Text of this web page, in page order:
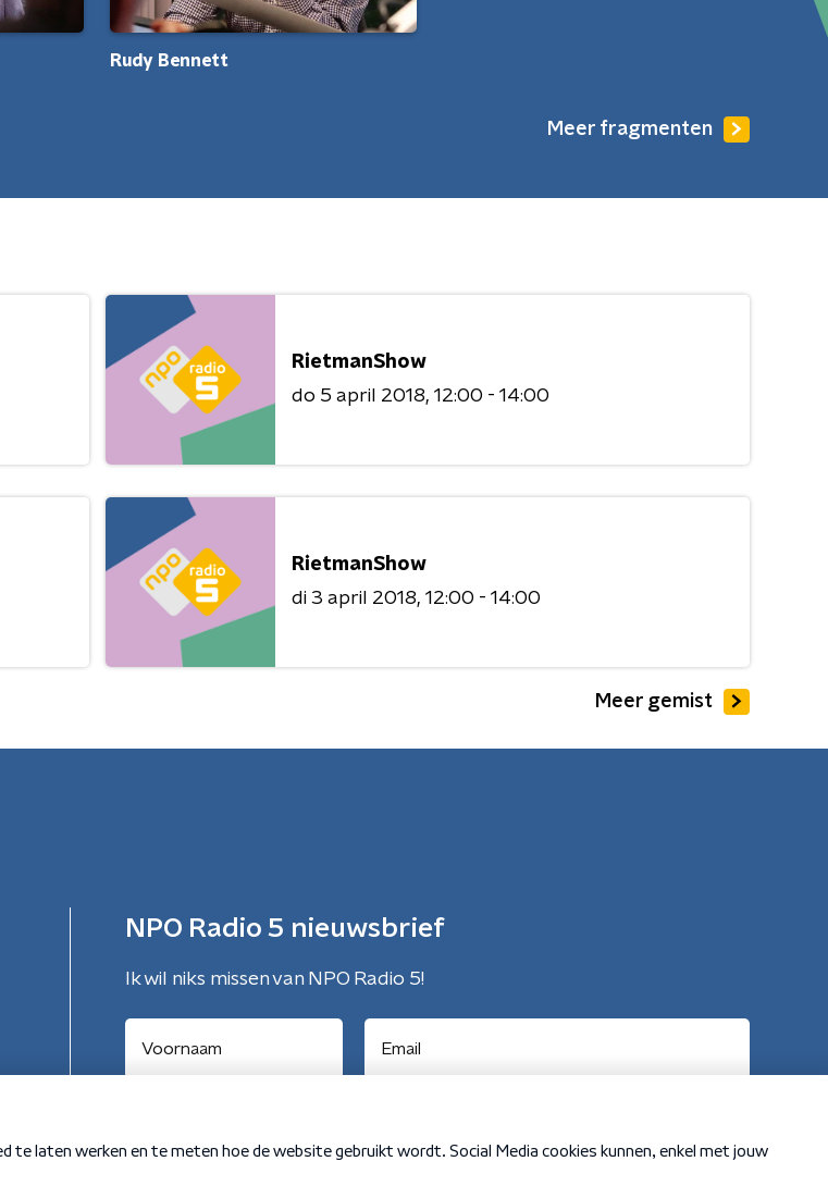
Rudy Bennett
Meer fragmenten
RietmanShow
do 5 april 2018 12:00 - 14:00
RietmanShow
di 3 april 2018 12:00 - 14:00
Meer gemist
NPO Radio 5 nieuwsbrief
Ik wil niks missen van NPO Radio 5!